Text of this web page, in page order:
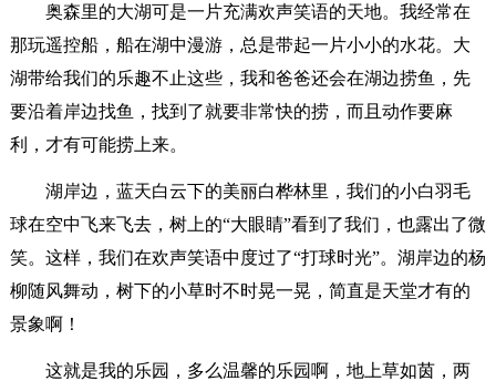
奥森里的大湖可是一片充满欢声笑语的天地。我经常在
那玩遥控船，船在湖中漫游，总是带起一片小小的水花。大
湖带给我们的乐趣不止这些，我和爸爸还会在湖边捞鱼，先
要沿着岸边找鱼，找到了就要非常快的捞，而且动作要麻
利，才有可能捞上来。
湖岸边，蓝天白云下的美丽白桦林里，我们的小白羽毛
球在空中飞来飞去，树上的“大眼睛”看到了我们，也露出了微
笑。这样，我们在欢声笑语中度过了“打球时光”。湖岸边的杨
柳随风舞动，树下的小草时不时晃一晃，简直是天堂才有的
景象啊！
这就是我的乐园，多么温馨的乐园啊，地上草如茵，两